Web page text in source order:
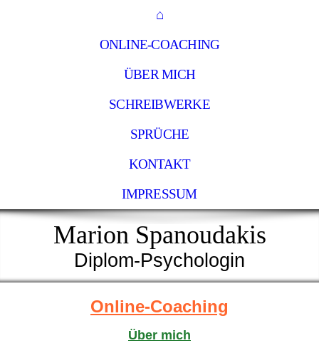
⌂
ONLINE-COACHING
ÜBER MICH
SCHREIBWERKE
SPRÜCHE
KONTAKT
IMPRESSUM
Marion Spanoudakis
Diplom-Psychologin
Online-Coaching
Über mich